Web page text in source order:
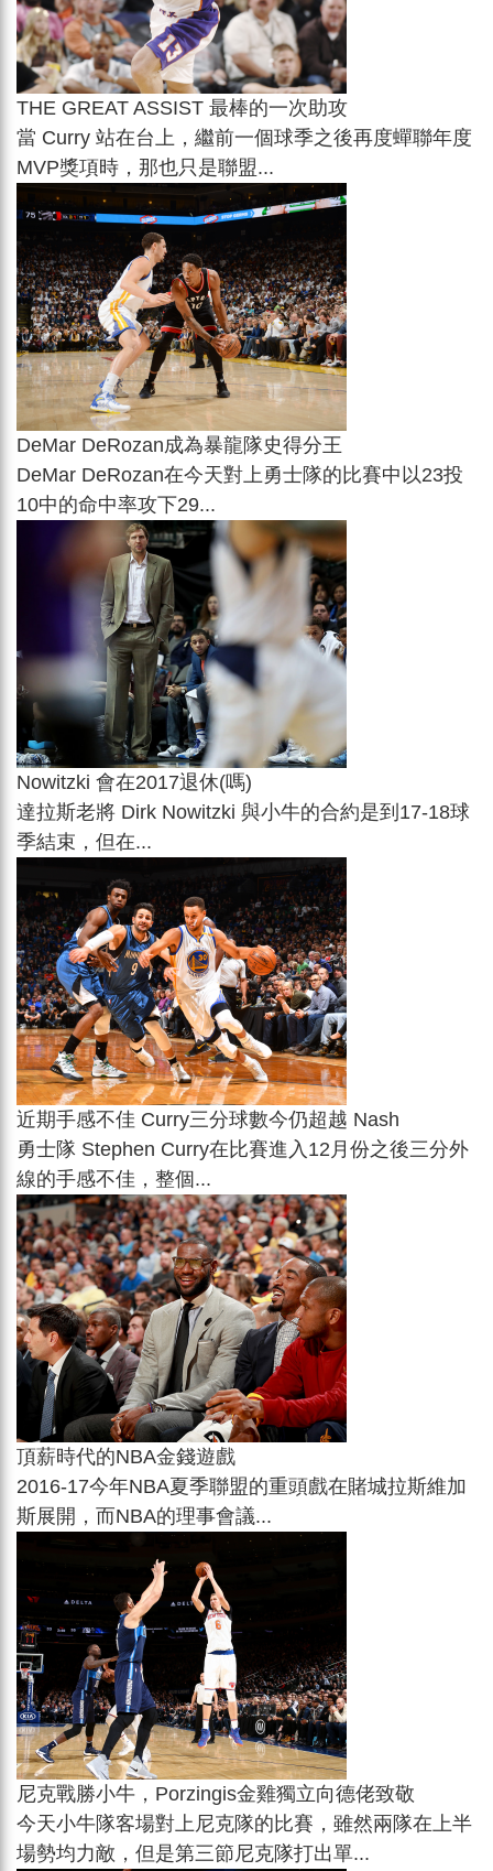
THE GREAT ASSIST 最棒的一次助攻
當 Curry 站在台上，繼前一個球季之後再度蟬聯年度
MVP獎項時，那也只是聯盟...
DeMar DeRozan成為暴龍隊史得分王
DeMar DeRozan在今天對上勇士隊的比賽中以23投
10中的命中率攻下29...
Nowitzki 會在2017退休(嗎)
達拉斯老將 Dirk Nowitzki 與小牛的合約是到17-18球
季結束，但在...
近期手感不佳 Curry三分球數今仍超越 Nash
勇士隊 Stephen Curry在比賽進入12月份之後三分外
線的手感不佳，整個...
頂薪時代的NBA金錢遊戲
2016-17今年NBA夏季聯盟的重頭戲在賭城拉斯維加
斯展開，而NBA的理事會議...
尼克戰勝小牛，Porzingis金雞獨立向德佬致敬
今天小牛隊客場對上尼克隊的比賽，雖然兩隊在上半
場勢均力敵，但是第三節尼克隊打出單...